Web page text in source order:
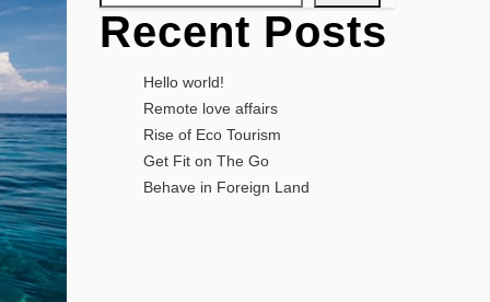
Recent Posts
Hello world!
Remote love affairs
Rise of Eco Tourism
Get Fit on The Go
Behave in Foreign Land